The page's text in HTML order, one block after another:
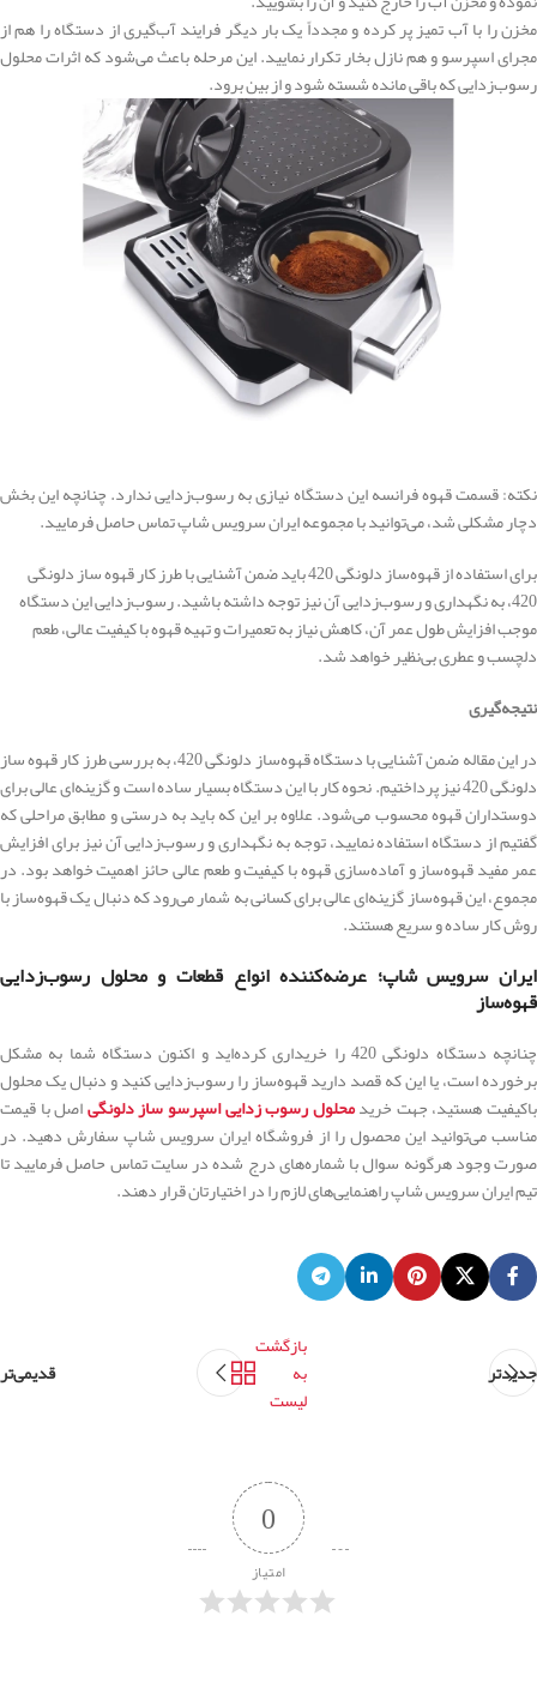
مخزن را با آب تمیز پر کرده و مجدداً یک بار دیگر فرایند آب‌گیری از دستگاه را هم از
مجرای اسپرسو و هم نازل بخار تکرار نمایید. این مرحله باعث می‌شود که اثرات محلول
رسوب‌زدایی که باقی مانده شسته شود و از بین برود.
نکته: قسمت قهوه فرانسه این دستگاه نیازی به رسوب‌زدایی ندارد. چنانچه این بخش
دچار مشکلی شد، می‌توانید با مجموعه ایران سرویس شاپ تماس حاصل فرمایید.
برای استفاده از قهوه‌ساز دلونگی 420 باید ضمن آشنایی با طرز کار قهوه ساز دلونگی
420، به نگهداری و رسوب‌زدایی آن نیز توجه داشته باشید. رسوب‌زدایی این دستگاه
موجب افزایش طول عمر آن، کاهش نیاز به تعمیرات و تهیه قهوه با کیفیت عالی، طعم
دلچسب و عطری بی‌نظیر خواهد شد.
نتیجه‌گیری
در این مقاله ضمن آشنایی با دستگاه قهوه‌ساز دلونگی 420، به بررسی طرز کار قهوه ساز
دلونگی 420 نیز پرداختیم. نحوه کار با این دستگاه بسیار ساده است و گزینه‌ای عالی برای
دوستداران قهوه محسوب می‌شود. علاوه بر این که باید به درستی و مطابق مراحلی که
گفتیم از دستگاه استفاده نمایید، توجه به نگهداری و رسوب‌زدایی آن نیز برای افزایش
عمر مفید قهوه‌ساز و آماده‌سازی قهوه با کیفیت و طعم عالی حائز اهمیت خواهد بود. در
مجموع، این قهوه‌ساز گزینه‌ای عالی برای کسانی به شمار می‌رود که دنبال یک قهوه‌ساز با
روش کار ساده و سریع هستند.
ایران سرویس شاپ؛ عرضه‌کننده انواع قطعات و محلول رسوب‌زدایی
قهوه‌ساز
چنانچه دستگاه دلونگی 420 را خریداری کرده‌اید و اکنون دستگاه شما به مشکل
برخورده است، یا این که قصد دارید قهوه‌ساز را رسوب‌زدایی کنید و دنبال یک محلول
باکیفیت هستید، جهت خریدمحلول رسوب زدایی اسپرسو ساز دلونگیاصل با قیمت
مناسب می‌توانید این محصول را از فروشگاه ایران سرویس شاپ سفارش دهید. در
صورت وجود هرگونه سوال با شماره‌های درج شده در سایت تماس حاصل فرمایید تا
تیم ایران سرویس شاپ راهنمایی‌های لازم را در اختیارتان قرار دهند.
جدیدتر
بازگشت
به
لیست
قدیمی‌تر
0
امتیاز